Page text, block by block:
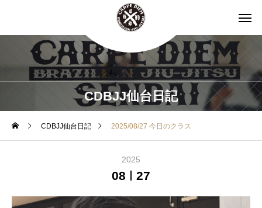
CDBJJ仙台日記
CDBJJ仙台日記 2025/08/27 今日のクラス
2025
08 27